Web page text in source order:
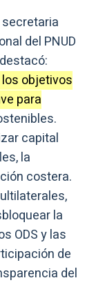
del PNUD
objetivos
para
capital
la
costera.
la
ODS y las
de
del